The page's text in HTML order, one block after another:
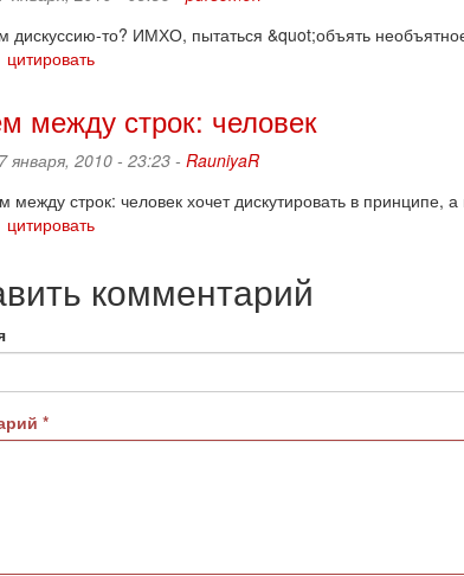
дискуссию-то? ИМХО, пытаться &quot;объять
цитировать
между строк: человек
января, 2010 - 23:23 - RauniyaR
между строк: человек хочет дискутировать в принципе,
цитировать
комментарий
*